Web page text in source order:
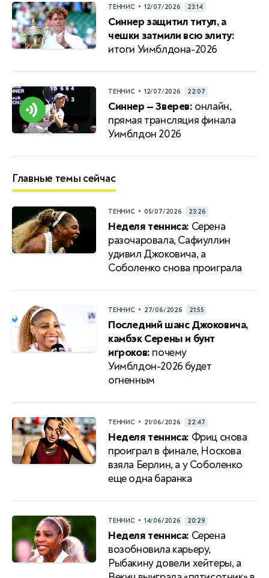
ТЕННИС • 12/07/2026 23:14
Синнер защитил титул, а
чешки затмили всю элиту:
итоги Уимблдона-2026
ТЕННИС • 12/07/2026 22:07
Синнер — Зверев: онлайн,
прямая трансляция финала
Уимблдон 2026
Главные темы сейчас
ТЕННИС • 05/07/2026 23:26
Неделя тенниса: Серена
разочаровала, Сафиуллин
удивил Джоковича, а
Соболенко снова проиграла
ТЕННИС • 27/06/2026 21:55
Последний шанс Джоковича,
камбэк Серены и бунт
игроков: почему
Уимблдон-2026 будет
огненным
ТЕННИС • 21/06/2026 22:47
Неделя тенниса: Фриц снова
проиграл в финале, Носкова
взяла Берлин, а у Соболенко
еще одна баранка
ТЕННИС • 14/06/2026 20:29
Неделя тенниса: Серена
возобновила карьеру,
Рыбакину довели хейтеры, а